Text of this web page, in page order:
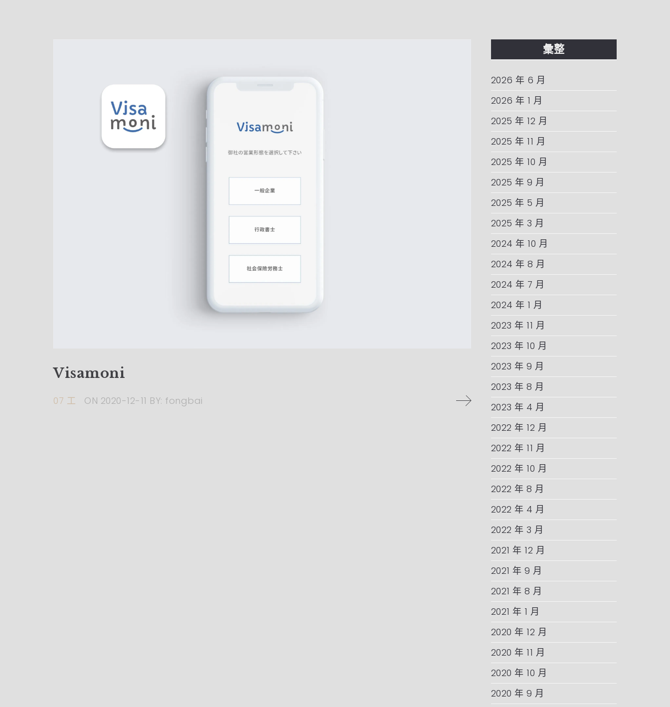
Visamoni
07 工 ON 2020-12-11 BY: fongbai
彙整
2026 年 6 月
2026 年 1 月
2025 年 12 月
2025 年 11 月
2025 年 10 月
2025 年 9 月
2025 年 5 月
2025 年 3 月
2024 年 10 月
2024 年 8 月
2024 年 7 月
2024 年 1 月
2023 年 11 月
2023 年 10 月
2023 年 9 月
2023 年 8 月
2023 年 4 月
2022 年 12 月
2022 年 11 月
2022 年 10 月
2022 年 8 月
2022 年 4 月
2022 年 3 月
2021 年 12 月
2021 年 9 月
2021 年 8 月
2021 年 1 月
2020 年 12 月
2020 年 11 月
2020 年 10 月
2020 年 9 月